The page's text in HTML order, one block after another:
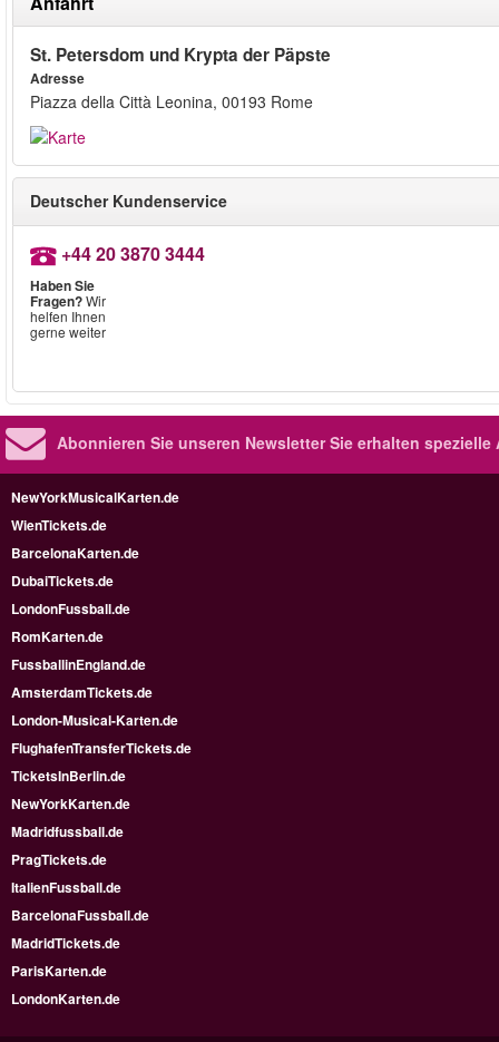
St. Petersdom und Krypta der Päpste
Adresse
Piazza della Città Leonina, 00193 Rome
Deutscher Kundenservice
+44 20 3870 3444
Haben Sie
Fragen?Wir
helfen Ihnen
gerne weiter
Abonnieren Sie unseren NewsletterSie erhalten spezielle
NewYorkMusicalKarten.de
WienTickets.de
BarcelonaKarten.de
DubaiTickets.de
LondonFussball.de
RomKarten.de
FussballinEngland.de
AmsterdamTickets.de
London-Musical-Karten.de
FlughafenTransferTickets.de
TicketsInBerlin.de
NewYorkKarten.de
Madridfussball.de
PragTickets.de
ItalienFussball.de
BarcelonaFussball.de
MadridTickets.de
ParisKarten.de
LondonKarten.de